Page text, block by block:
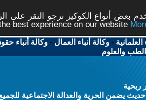
بعض أنواع الكوكيز نرجو النقر على
best experience on our website
العلمانية -وكالة أنباء العمال -وكالة أنباء
الطب والعلوم
ربحية
يضمن الحرية والعدالة الاجتماعية